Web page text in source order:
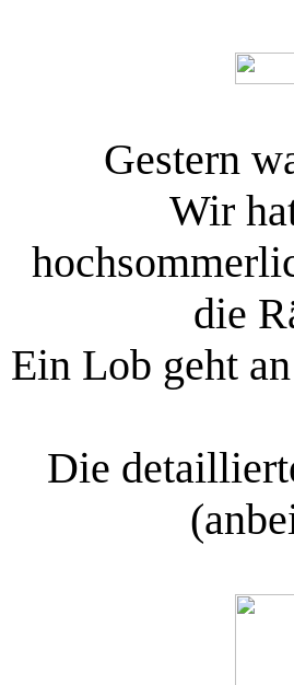
Gestern
Wir
die
Ein Lob geht
Die